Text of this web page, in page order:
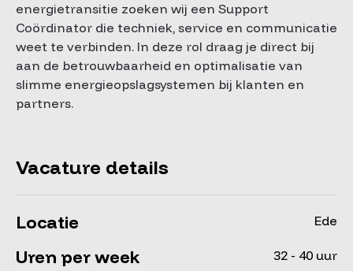
energietransitie zoeken wij een Support
Coördinator die techniek, service en communicatie
weet te verbinden. In deze rol draag je direct bij
aan de betrouwbaarheid en optimalisatie van
slimme energieopslagsystemen bij klanten en
partners.
Vacature details
Locatie Ede
Uren per week 32 - 40 uur